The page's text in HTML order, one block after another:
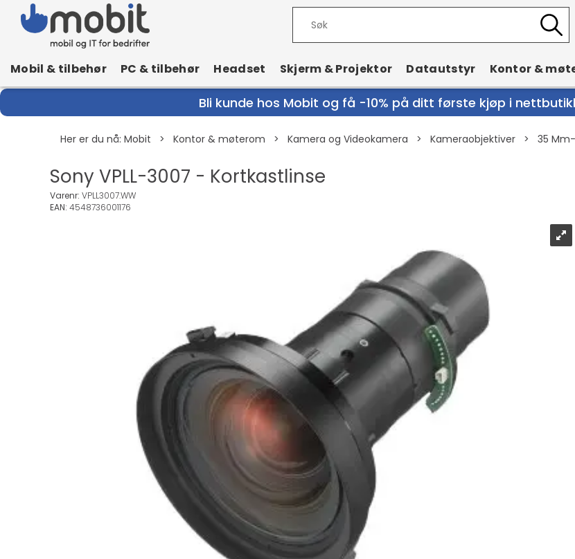
Mobil & tilbehør PC & tilbehør Headset Skjerm & Projektor Datautstyr Kontor &
Bli kunde hos Mobit og få -10% på ditt første kjøp i
Her er du nå: Mobit > Kontor & møterom > Kamera og Videokamera > Kameraobjektiver > 35
Sony VPLL-3007 - Kortkastlinse
Varenr: VPLL3007.WW
EAN: 4548736001176